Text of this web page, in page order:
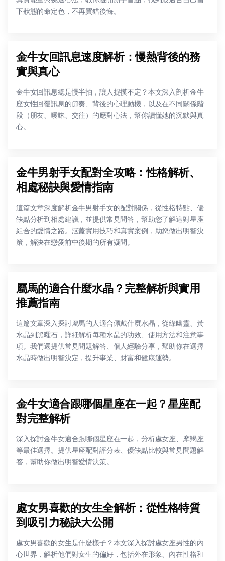
下狀態的命定色，不再買錯後悔。
金牛女回訊息速度解析：慢熱背後的務
實與真心
金牛女回訊息總是慢半拍，讓人捉摸不定？本文深入剖析金牛
座女性回覆訊息的節奏、背後的心理動機，以及在不同關係階
段（朋友、曖昧、交往）的應對心法，幫你讀懂她的沉默與真
心。
金牛男射手女配對全攻略：性格解析、
相處秘訣與愛情指南
這篇文章深度解析金牛男射手女的配對關係，從性格特點、優
缺點分析到相處建議，並提供常見問答，幫助您了解這對星座
組合的愛情之路。涵蓋實用技巧和真實案例，助您做出明智決
策，解決在戀愛前中後期的所有疑問。
屬馬的適合什麼水晶？完整解析與實用
推薦指南
這篇文章深入探討屬馬的人適合佩戴什麼水晶，從綠幽靈、黃
水晶到黑曜石，詳細解析每種水晶的功效、使用方法和注意事
項。我們還提供常見問題解答、個人經驗分享，幫助你在選擇
水晶時做出明智決定，提升事業、財富和健康運勢。
金牛女適合跟哪個星座在一起？星座配
對完整解析
深入探討金牛女適合跟哪個星座在一起，分析處女座、摩羯座
等最佳選擇。提供星座配對評分表、優缺點比較與常見問題解
答，幫助你做出明智愛情決策。
處女男喜歡的女生全解析：從性格特質
到吸引力秘訣大公開
處女男喜歡的女生是什麼樣子？本文深入探討處女座男性的內
心世界，解析他們對女生的偏好，包括外在形象、內在性格和